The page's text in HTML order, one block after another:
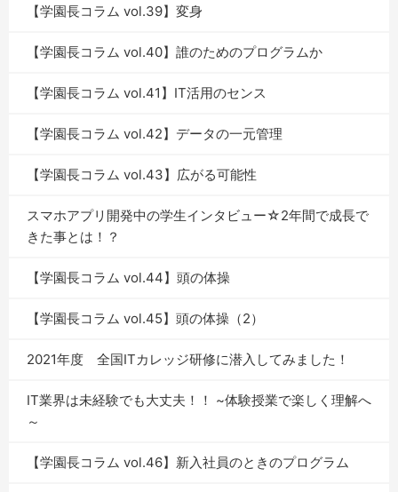
【学園長コラム vol.39】変身
【学園長コラム vol.40】誰のためのプログラムか
【学園長コラム vol.41】IT活用のセンス
【学園長コラム vol.42】データの一元管理
【学園長コラム vol.43】広がる可能性
スマホアプリ開発中の学生インタビュー☆2年間で成長で
きた事とは！？
【学園長コラム vol.44】頭の体操
【学園長コラム vol.45】頭の体操（2）
2021年度 全国ITカレッジ研修に潜入してみました！
IT業界は未経験でも大丈夫！！ ~体験授業で楽しく理解へ
～
【学園長コラム vol.46】新入社員のときのプログラム